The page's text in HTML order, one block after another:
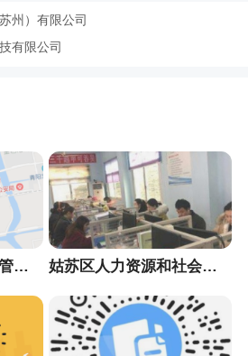
州）有限公司
有限公司
昆山市公安局出入境管理大队 姑苏区人力资源和社会保障局